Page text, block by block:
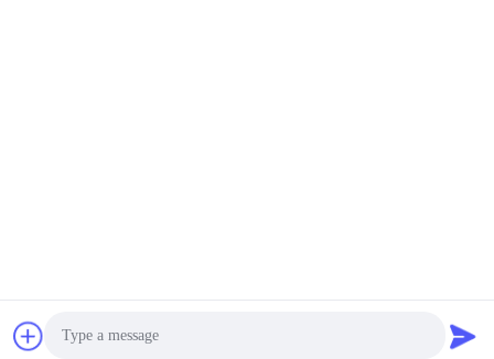
uvledsmd.com . 무단 복제 금지.